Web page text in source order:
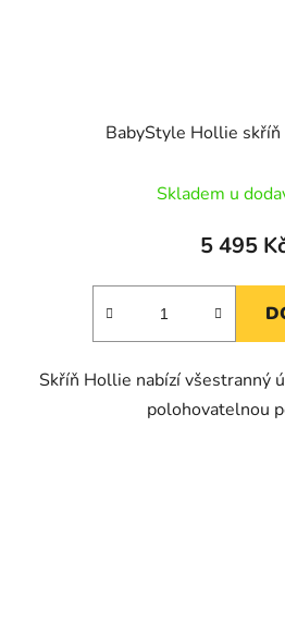
BabyStyle Hollie
Skladem u
5 495
Skříň Hollie nabízí všestranný
polohovatelnou